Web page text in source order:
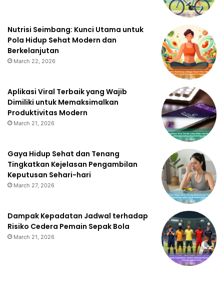
Nutrisi Seimbang: Kunci Utama untuk
Pola Hidup Sehat Modern dan
Berkelanjutan
March 22, 2026
Aplikasi Viral Terbaik yang Wajib
Dimiliki untuk Memaksimalkan
Produktivitas Modern
March 21, 2026
Gaya Hidup Sehat dan Tenang
Tingkatkan Kejelasan Pengambilan
Keputusan Sehari-hari
March 27, 2026
Dampak Kepadatan Jadwal terhadap
Risiko Cedera Pemain Sepak Bola
March 21, 2026